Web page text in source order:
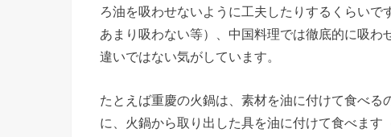
ろ油を吸わせないように工夫したりするくらい
あまり吸わない等）、中国料理では徹底的に吸
違いではない気がしています。
たとえば重慶の火鍋は、素材を油に付けて食べる
に、火鍋から取り出した具を油に付けて食べます